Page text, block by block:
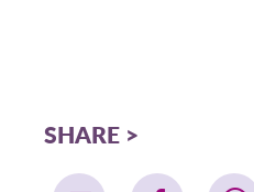
SHARE